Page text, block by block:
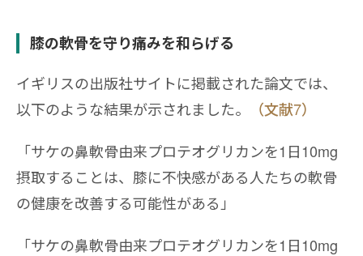
膝の軟骨を守り痛みを和らげる
イギリスの出版社サイトに掲載された論文では、
以下のような結果が示されました。
（文献7）
「サケの鼻軟骨由来プロテオグリカンを1日10mg
摂取することは、膝に不快感がある人たちの軟骨
の健康を改善する可能性がある」
「サケの鼻軟骨由来プロテオグリカンを1日10mg